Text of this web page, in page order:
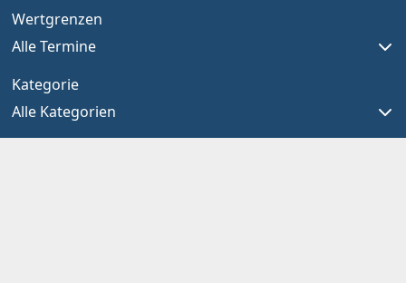
Wertgrenzen
Alle Termine
Kategorie
Alle Kategorien